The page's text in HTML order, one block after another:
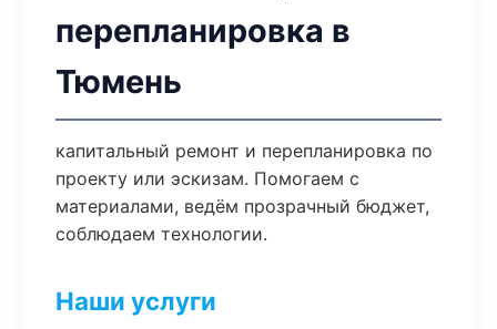
перепланировка в
Тюмень
капитальный ремонт и перепланировка по
проекту или эскизам. Помогаем с
материалами, ведём прозрачный бюджет,
соблюдаем технологии.
Наши услуги